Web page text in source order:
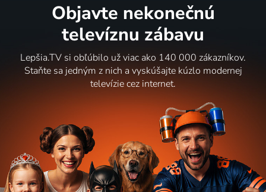
Objavte nekonečnú
televíznu zábavu
Lepšia.TV si obľúbilo už viac ako 140 000 zákazníkov.
Staňte sa jedným z nich a vyskúšajte kúzlo modernej
televízie cez internet.